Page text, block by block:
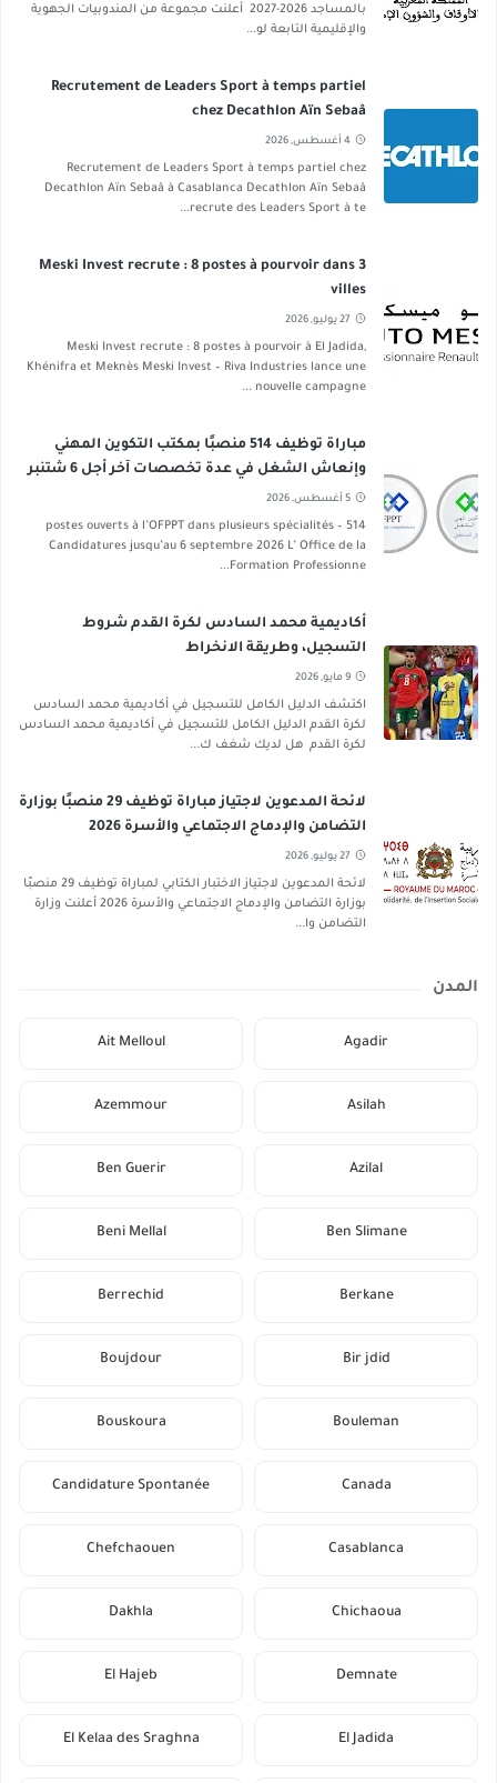
بالمساجد 2026-2027 أعلنت مجموعة من المندوبيات الجهوية
والإقليمية التابعة لو...
Recrutement de Leaders Sport à temps partiel
chez Decathlon Aïn Sebaâ
4 أغسطس, 2026
Recrutement de Leaders Sport à temps partiel chez
Decathlon Aïn Sebaâ à Casablanca Decathlon Aïn Sebaâ
recrute des Leaders Sport à te...
Meski Invest recrute : 8 postes à pourvoir dans 3
villes
27 يوليو, 2026
Meski Invest recrute : 8 postes à pourvoir à El Jadida,
Khénifra et Meknès Meski Invest – Riva Industries lance une
nouvelle campagne ...
مباراة توظيف 514 منصبًا بمكتب التكوين المهني
وإنعاش الشغل في عدة تخصصات آخر أجل 6 شتنبر
2026
5 أغسطس, 2026
514 postes ouverts à l’OFPPT dans plusieurs spécialités –
Candidatures jusqu’au 6 septembre 2026 L’ Office de la
Formation Professionne...
أكاديمية محمد السادس لكرة القدم شروط
التسجيل، وطريقة الانخراط
9 مايو, 2026
اكتشف الدليل الكامل للتسجيل في أكاديمية محمد السادس
لكرة القدم الدليل الكامل للتسجيل في أكاديمية محمد السادس
لكرة القدم هل لديك شغف ك...
لائحة المدعوين لاجتياز مباراة توظيف 29 منصبًا بوزارة
التضامن والإدماج الاجتماعي والأسرة 2026
27 يوليو, 2026
لائحة المدعوين لاجتياز الاختبار الكتابي لمباراة توظيف 29 منصبًا
بوزارة التضامن والإدماج الاجتماعي والأسرة 2026 أعلنت وزارة
التضامن وا...
المدن
Agadir
Ait Melloul
Asilah
Azemmour
Azilal
Ben Guerir
Ben Slimane
Beni Mellal
Berkane
Berrechid
Bir jdid
Boujdour
Bouleman
Bouskoura
Canada
Candidature Spontanée
Casablanca
Chefchaouen
Chichaoua
Dakhla
Demnate
El Hajeb
El Jadida
El Kelaa des Sraghna